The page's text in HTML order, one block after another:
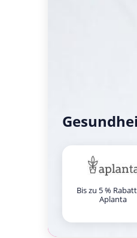
Bis zu 5 %
Aplanta